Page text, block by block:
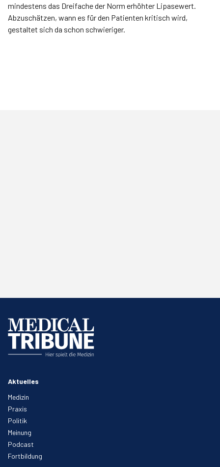
mindestens das Dreifache der Norm erhöhter Lipasewert.
Abzuschätzen, wann es für den Patienten kritisch wird,
gestaltet sich da schon schwieriger.
Aktuelles
Medizin
Praxis
Politik
Meinung
Podcast
Fortbildung